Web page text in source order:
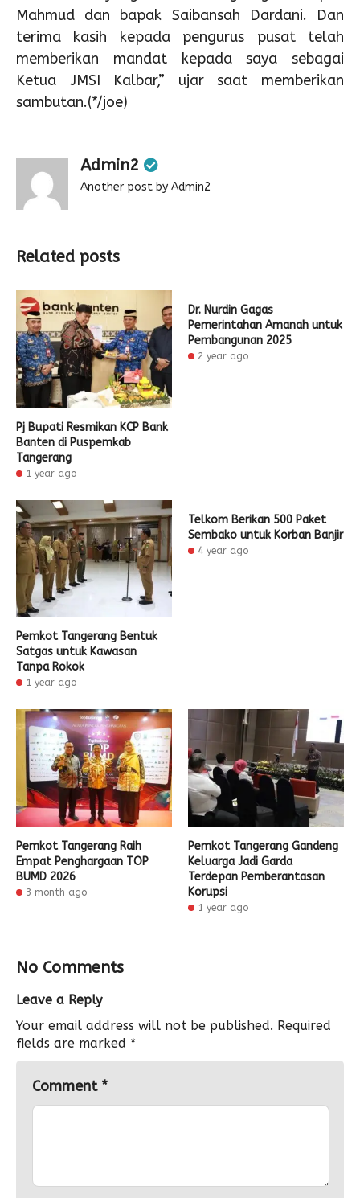
Mahmud dan bapak Saibansah Dardani. Dan
terima kasih kepada pengurus pusat telah
memberikan mandat kepada saya sebagai
Ketua JMSI Kalbar,” ujar saat memberikan
sambutan.(*/joe)
Admin2
Another post by Admin2
Related posts
Pj Bupati Resmikan KCP Bank
Banten di Puspemkab
Tangerang
1 year ago
Dr. Nurdin Gagas
Pemerintahan Amanah untuk
Pembangunan 2025
2 year ago
Pemkot Tangerang Bentuk
Satgas untuk Kawasan
Tanpa Rokok
1 year ago
Telkom Berikan 500 Paket
Sembako untuk Korban Banjir
4 year ago
Pemkot Tangerang Raih
Empat Penghargaan TOP
BUMD 2026
3 month ago
Pemkot Tangerang Gandeng
Keluarga Jadi Garda
Terdepan Pemberantasan
Korupsi
1 year ago
No Comments
Leave a Reply
Your email address will not be published. Required
fields are marked *
Comment *